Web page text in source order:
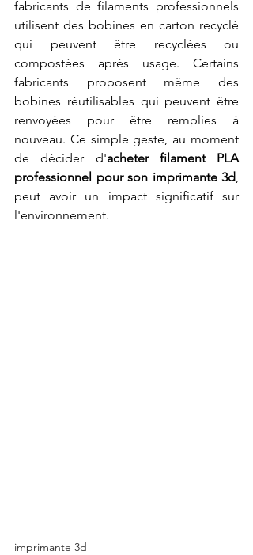
fabricants de filaments professionnels
utilisent des bobines en carton recyclé
qui peuvent être recyclées ou
compostées après usage. Certains
fabricants proposent même des
bobines réutilisables qui peuvent être
renvoyées pour être remplies à
nouveau. Ce simple geste, au moment
de décider d'acheter filament PLA
professionnel pour son imprimante 3d,
peut avoir un impact significatif sur
l'environnement.
imprimante 3d